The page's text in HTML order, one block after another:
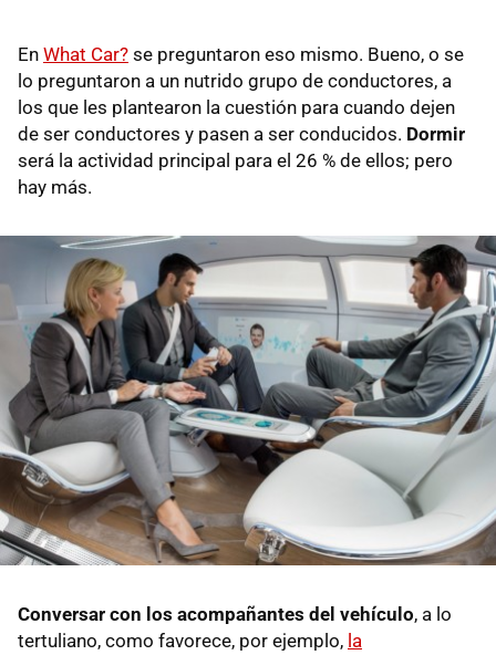
En What Car? se preguntaron eso mismo. Bueno, o se
lo preguntaron a un nutrido grupo de conductores, a
los que les plantearon la cuestión para cuando dejen
de ser conductores y pasen a ser conducidos. Dormir
será la actividad principal para el 26 % de ellos; pero
hay más.
Conversar con los acompañantes del vehículo, a lo
tertuliano, como favorece, por ejemplo, la